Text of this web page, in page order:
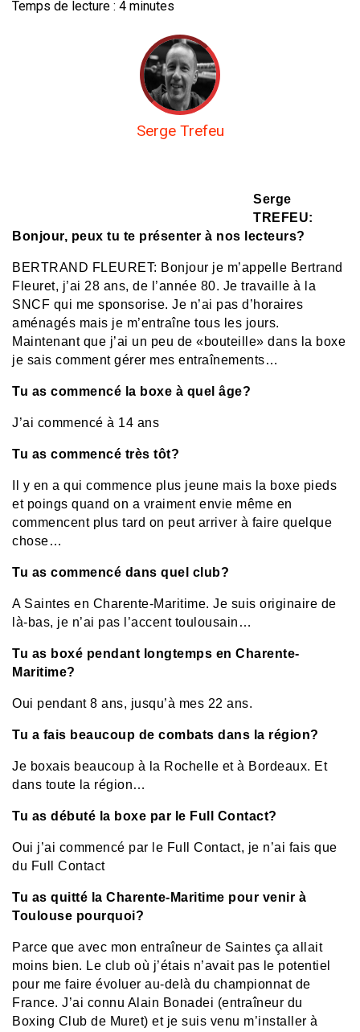
Temps de lecture : 4 minutes
Serge Trefeu
Serge
TREFEU:
Bonjour, peux tu te présenter à nos lecteurs?
BERTRAND FLEURET: Bonjour je m’appelle Bertrand
Fleuret, j’ai 28 ans, de l’année 80. Je travaille à la
SNCF qui me sponsorise. Je n’ai pas d’horaires
aménagés mais je m’entraîne tous les jours.
Maintenant que j’ai un peu de «bouteille» dans la boxe
je sais comment gérer mes entraînements…
Tu as commencé la boxe à quel âge?
J’ai commencé à 14 ans
Tu as commencé très tôt?
Il y en a qui commence plus jeune mais la boxe pieds
et poings quand on a vraiment envie même en
commencent plus tard on peut arriver à faire quelque
chose…
Tu as commencé dans quel club?
A Saintes en Charente-Maritime. Je suis originaire de
là-bas, je n’ai pas l’accent toulousain…
Tu as boxé pendant longtemps en Charente-
Maritime?
Oui pendant 8 ans, jusqu’à mes 22 ans.
Tu a fais beaucoup de combats dans la région?
Je boxais beaucoup à la Rochelle et à Bordeaux. Et
dans toute la région…
Tu as débuté la boxe par le Full Contact?
Oui j’ai commencé par le Full Contact, je n’ai fais que
du Full Contact
Tu as quitté la Charente-Maritime pour venir à
Toulouse pourquoi?
Parce que avec mon entraîneur de Saintes ça allait
moins bien. Le club où j’étais n’avait pas le potentiel
pour me faire évoluer au-delà du championnat de
France. J’ai connu Alain Bonadei (entraîneur du
Boxing Club de Muret) et je suis venu m’installer à